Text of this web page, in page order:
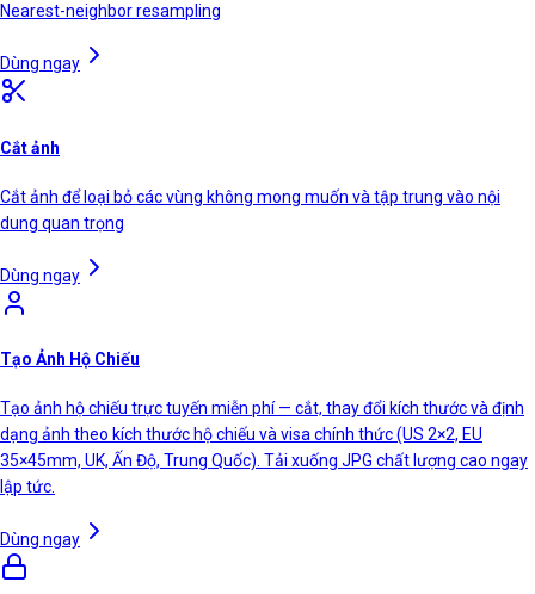
Nearest-neighbor resampling
Dùng ngay
Cắt ảnh
Cắt ảnh để loại bỏ các vùng không mong muốn và tập trung vào nội
dung quan trọng
Dùng ngay
Tạo Ảnh Hộ Chiếu
Tạo ảnh hộ chiếu trực tuyến miễn phí — cắt, thay đổi kích thước và định
dạng ảnh theo kích thước hộ chiếu và visa chính thức (US 2×2, EU
35×45mm, UK, Ấn Độ, Trung Quốc). Tải xuống JPG chất lượng cao ngay
lập tức.
Dùng ngay